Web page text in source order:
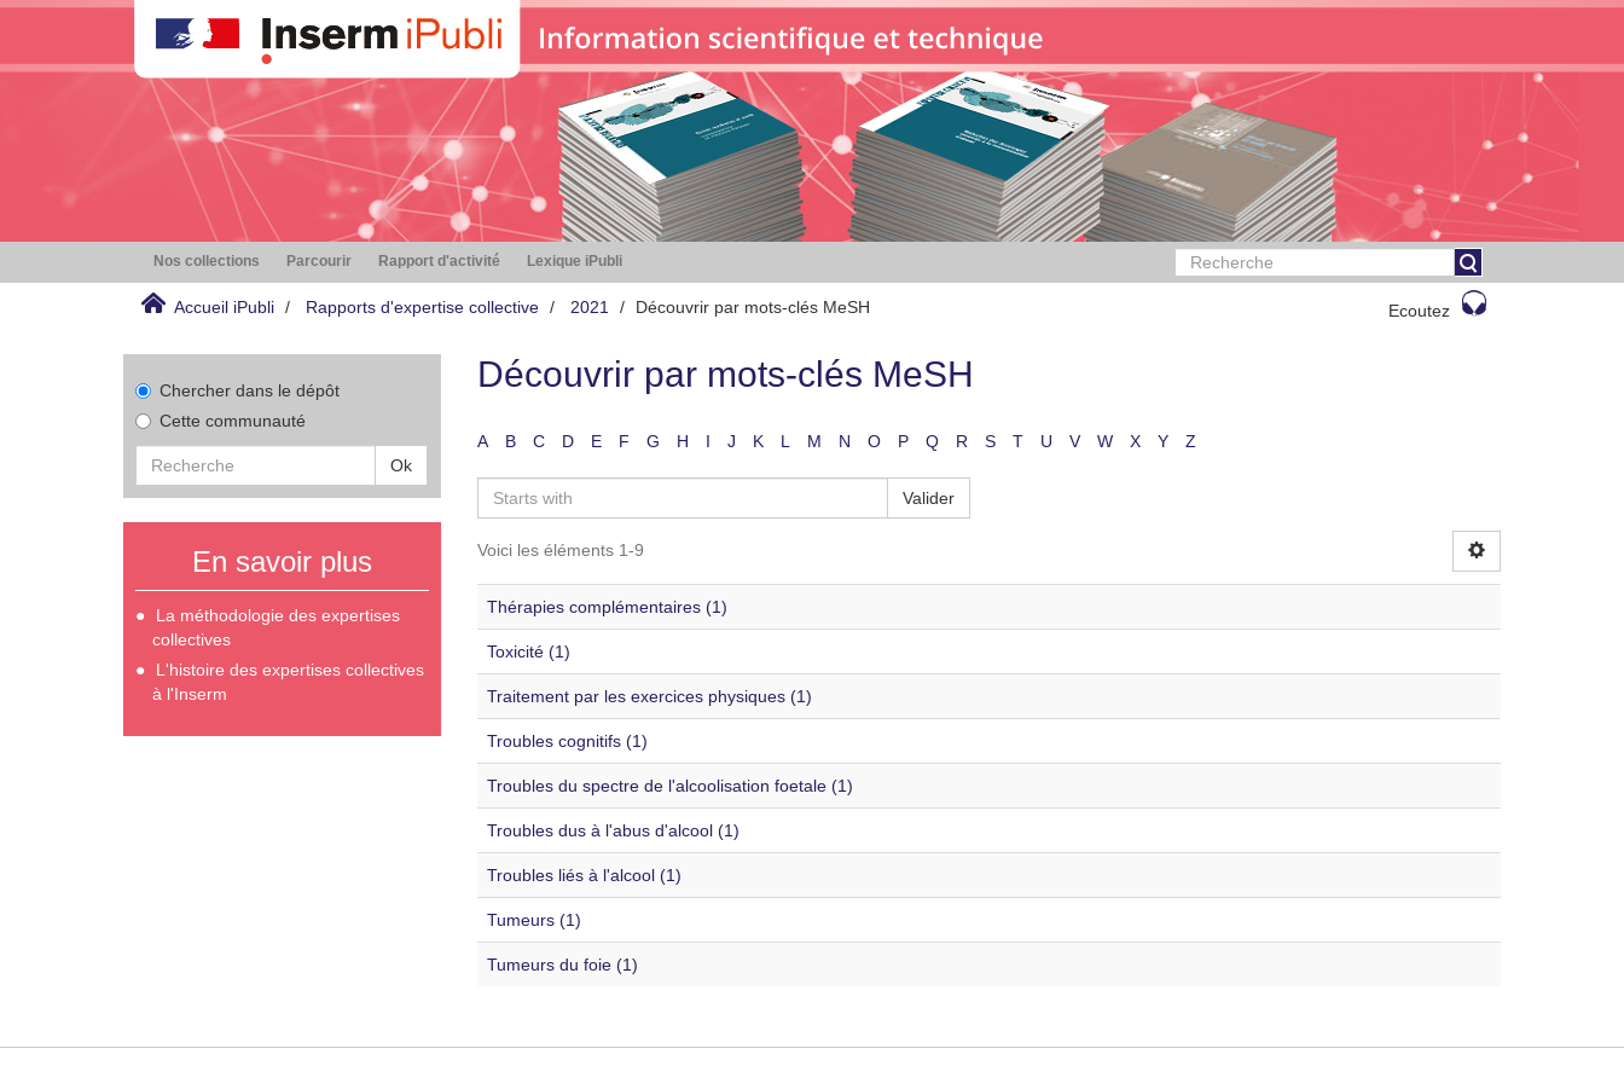
Nos collections Parcourir Rapport d'activité Lexique iPubli
Accueil iPubli Rapports d'expertise collective 2021 Découvrir par mots-clés MeSH Ecoutez
Chercher dans le dépôt
Cette communauté
Ok
En savoir plus
La méthodologie des expertises
collectives
L'histoire des expertises collectives
à l'Inserm
Découvrir par mots-clés MeSH
A B C D E F G H I J K L M N O P Q R S T U V W X Y Z
Valider
Voici les éléments 1-9
Thérapies complémentaires (1)
Toxicité (1)
Traitement par les exercices physiques (1)
Troubles cognitifs (1)
Troubles du spectre de l'alcoolisation foetale (1)
Troubles dus à l'abus d'alcool (1)
Troubles liés à l'alcool (1)
Tumeurs (1)
Tumeurs du foie (1)